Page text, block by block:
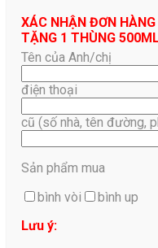
XÁC NHẬN ĐƠN
TẶNG 1 THÙNG
Tên của Anh/chị
điện thoại
cũ (số nhà, tên đường,
Sản phẩm mua
bình vòi
bình up
Lưu ý: